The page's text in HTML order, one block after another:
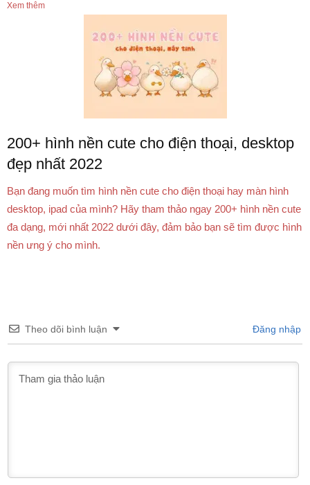
Xem thêm
200+ hình nền cute cho điện thoại, desktop
đẹp nhất 2022
Bạn đang muốn tìm hình nền cute cho điện thoại hay màn hình
desktop, ipad của mình? Hãy tham thảo ngay 200+ hình nền cute
đa dạng, mới nhất 2022 dưới đây, đảm bảo bạn sẽ tìm được hình
nền ưng ý cho mình.
Theo dõi bình luận Đăng nhập